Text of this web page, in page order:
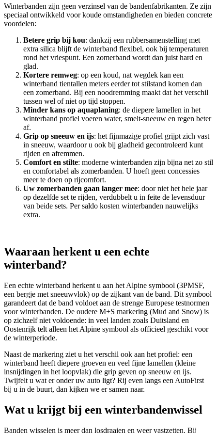
Winterbanden zijn geen verzinsel van de bandenfabrikanten. Ze zijn
speciaal ontwikkeld voor koude omstandigheden en bieden concrete
voordelen:
Betere grip bij kou: dankzij een rubbersamenstelling met
extra silica blijft de winterband flexibel, ook bij temperaturen
rond het vriespunt. Een zomerband wordt dan juist hard en
glad.
Kortere remweg: op een koud, nat wegdek kan een
winterband tientallen meters eerder tot stilstand komen dan
een zomerband. Bij een noodremming maakt dat het verschil
tussen wel of niet op tijd stoppen.
Minder kans op aquaplaning: de diepere lamellen in het
winterband profiel voeren water, smelt-sneeuw en regen beter
af.
Grip op sneeuw en ijs: het fijnmazige profiel grijpt zich vast
in sneeuw, waardoor u ook bij gladheid gecontroleerd kunt
rijden en afremmen.
Comfort en stilte: moderne winterbanden zijn bijna net zo stil
en comfortabel als zomerbanden. U hoeft geen concessies
meer te doen op rijcomfort.
Uw zomerbanden gaan langer mee: door niet het hele jaar
op dezelfde set te rijden, verdubbelt u in feite de levensduur
van beide sets. Per saldo kosten winterbanden nauwelijks
extra.
Waaraan herkent u een echte
winterband?
Een echte winterband herkent u aan het Alpine symbool (3PMSF,
een bergje met sneeuwvlok) op de zijkant van de band. Dit symbool
garandeert dat de band voldoet aan de strenge Europese testnormen
voor winterbanden. De oudere M+S markering (Mud and Snow) is
op zichzelf niet voldoende: in veel landen zoals Duitsland en
Oostenrijk telt alleen het Alpine symbool als officieel geschikt voor
de winterperiode.
Naast de markering ziet u het verschil ook aan het profiel: een
winterband heeft diepere groeven en veel fijne lamellen (kleine
insnijdingen in het loopvlak) die grip geven op sneeuw en ijs.
Twijfelt u wat er onder uw auto ligt? Rij even langs een AutoFirst
bij u in de buurt, dan kijken we er samen naar.
Wat u krijgt bij een winterbandenwissel
Banden wisselen is meer dan losdraaien en weer vastzetten. Bij